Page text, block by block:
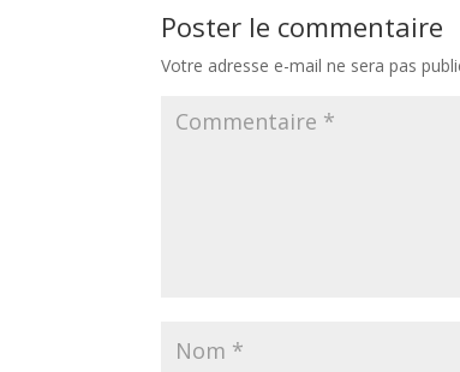
Poster le commentaire
Votre adresse e-mail ne sera pas